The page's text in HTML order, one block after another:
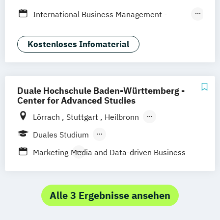
Public Relations Hochschulzertifikat
Veranstaltungsökonom (FH)
Vertriebsmanagement
Werbe- und Medienpsychologie
Wirtschaftspsychologie
International Business Management -
International Business Management -
Marketing
Kostenloses Infomaterial
Duale Hochschule Baden-Württemberg -
Center for Advanced Studies
Lörrach Stuttgart
Heilbronn
Bad Mergentheim
Mosbach Ravensburg
Villingen-Schwenningen Horb am Neckar
Duales Studium
Berufsbegleitendes Präsenzstudium
Marketing Media and Data-driven Business
Alle 3 Ergebnisse ansehen